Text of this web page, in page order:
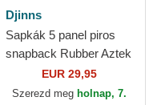
Djinns
Sapkák 5 panel piros
snapback Rubber Aztek
EUR 29,95
Szerezd meg holnap, 7.